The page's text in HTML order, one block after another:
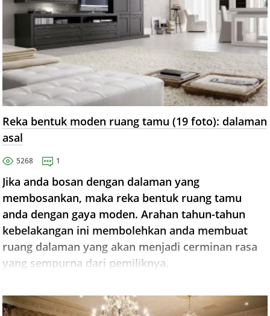
Reka bentuk moden ruang tamu (19 foto): dalaman
asal
5268 1
Jika anda bosan dengan dalaman yang
membosankan, maka reka bentuk ruang tamu
anda dengan gaya moden. Arahan tahun-tahun
kebelakangan ini membolehkan anda membuat
ruang dalaman yang akan menjadi cerminan rasa
yang sempurna dari pemiliknya.